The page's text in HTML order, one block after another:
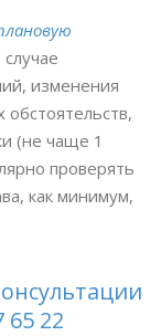
изменения
(не чаще 1
проверять
как минимум,
65 22